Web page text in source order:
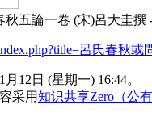
五論一卷 (宋)呂大圭撰
呂氏春秋
12日 (星期一) 16:44。
采用知识共享Zero（公有